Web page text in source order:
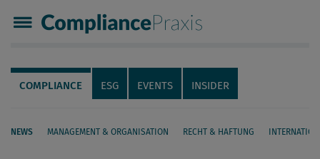
Compliance Praxis
Servicenavigation
Navigation
COMPLIANCE ESG EVENTS INSIDER
NEWS MANAGEMENT & ORGANISATION RECHT & HAFTUNG